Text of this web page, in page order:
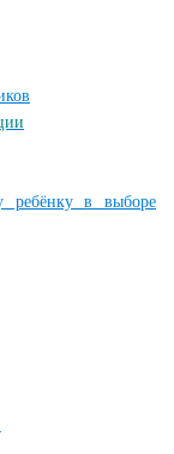
ребёнку в выборе